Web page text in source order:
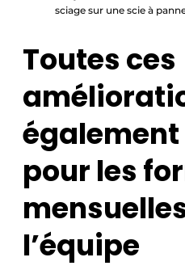
sciage sur une scie à
Toutes ces
pour les
l’équipe